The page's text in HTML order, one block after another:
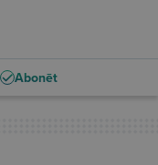
Abonēt